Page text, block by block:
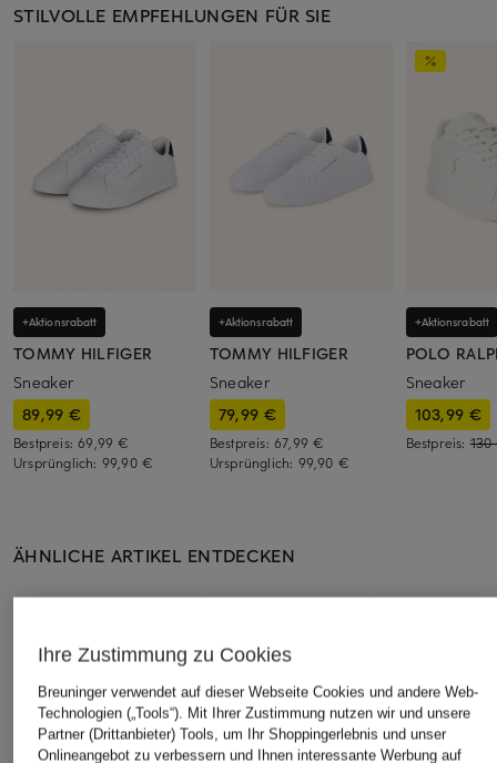
STILVOLLE EMPFEHLUNGEN FÜR SIE
+Aktionsrabatt
TOMMY HILFIGER
Sneaker
89,99 €
Bestpreis:69,99 €
Ursprünglich: 99,90 €
+Aktionsrabatt
TOMMY HILFIGER
Sneaker
79,99 €
Bestpreis: 67,99 €
Ursprünglich: 99,90 €
+Aktionsrabatt
POLO
Sneaker
103,99 €
Bestpreis:
ÄHNLICHE ARTIKEL ENTDECKEN
Ihre Zustimmung zu Cookies
Breuninger verwendet auf dieser Webseite Cookies und andere Web-
Technologien („Tools“). Mit Ihrer Zustimmung nutzen wir und unsere
Partner (Drittanbieter) Tools, um Ihr Shoppingerlebnis und unser
Onlineangebot zu verbessern und Ihnen interessante Werbung auf